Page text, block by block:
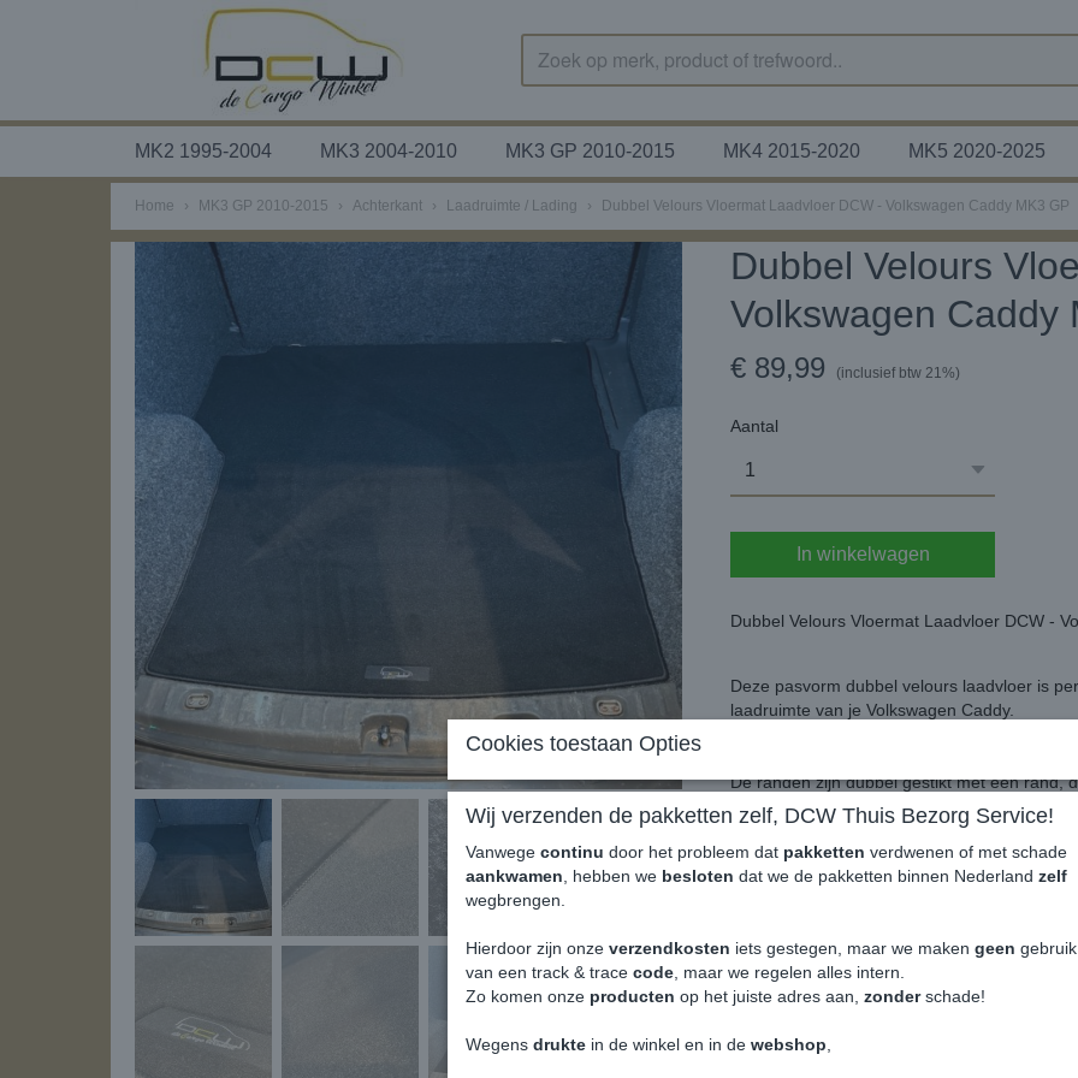
MK2 1995-2004 MK3 2004-2010 MK3 GP 2010-2015 MK4 2015-2020 MK5 2020-2025
Home › MK3 GP 2010-2015 › Achterkant › Laadruimte / Lading › Dubbel Velours Vloermat Laadvloer DCW - Volkswagen Caddy MK3 GP
Dubbel Velours
Volkswagen Caddy
€ 89,99 (inclusief btw 21%)
Aantal
In winkelwagen
Dubbel Velours Vloermat Laadvloer DCW -
Deze pasvorm dubbel velours laadvloer is
laadruimte van je Volkswagen Caddy.
Diepzwarte kleur en zo zacht als een
De randen zijn dubbel gestikt met een rand,
Eenvoudig schoon te maken en te
Egaal zwart voor een sjieke uitstraling en
aan de bijrijderskant. (Op aanvraag ook
De onderzijde is afgewerkt met een
op z'n plek liggen tijdens het rijden!
Heb je de laadruimte vaak vuil en echt
Cookies toestaan Opties
Wij verzenden de pakketten zelf, DCW Thuis Bezorg Service!
Vanwege continu door het probleem dat pakketten verdwenen of met schade
aankwamen , hebben we besloten dat we de pakketten binnen Nederland zelf
wegbrengen.
Hierdoor zijn onze verzendkosten iets gestegen, maar we maken geen
van een track & trace code , maar we regelen alles intern.
Zo komen onze producten op het juiste adres aan, zonderschade!
Wegens drukte in de winkel en in de webshop